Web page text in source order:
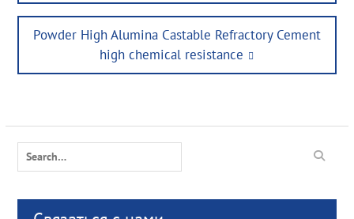
Next
Powder High Alumina Castable Refractory Cement
high chemical resistance
Search